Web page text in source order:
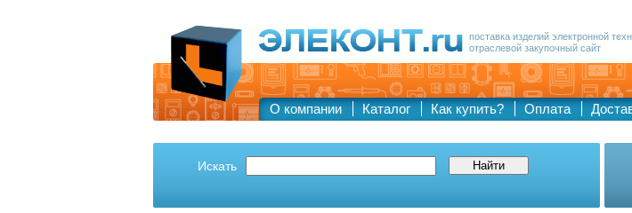
поставка изделий электронной
отраслевой закупочный сайт
О компании Каталог Как купить? Оплата
Искать